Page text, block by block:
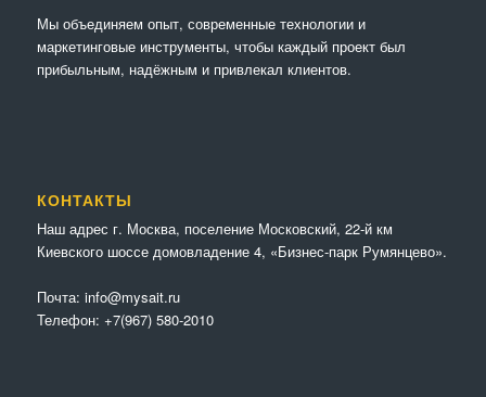
Мы объединяем опыт, современные технологии и
маркетинговые инструменты, чтобы каждый проект был
прибыльным, надёжным и привлекал клиентов.
КОНТАКТЫ
Наш адрес г. Москва, поселение Московский, 22-й км
Киевского шоссе домовладение 4, «Бизнес-парк Румянцево».
Почта: info@mysait.ru
Телефон: +7(967) 580-2010